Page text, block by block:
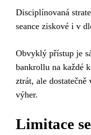
Disciplínovaná
seance ziskové i v
Obvyklý přístup je
bankrollu na každé
ztrát, ale
výher.
Limitace